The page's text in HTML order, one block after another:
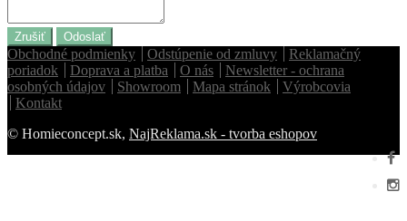
Zrušiť Odoslať
Obchodné podmienky Odstúpenie od zmluvy
Reklamačný
poriadok
Doprava a platba O nás
Newsletter - ochrana
osobných údajov
Showroom Mapa stránok
Výrobcovia
Kontakt
© Homieconcept.sk, NajReklama.sk - tvorba eshopov